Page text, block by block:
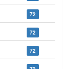
72
72
72